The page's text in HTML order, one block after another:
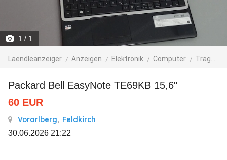
1 / 1
Laendleanzeiger Anzeigen Elektronik Computer Tragbare Computer
Packard Bell EasyNote TE69KB 15,6"
60 EUR
Vorarlberg, Feldkirch
30.06.2026 21:22